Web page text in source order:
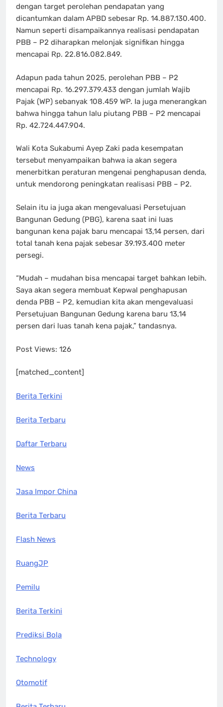
dengan target perolehan pendapatan yang
dicantumkan dalam APBD sebesar Rp. 14.887.130.400.
Namun seperti disampaikannya realisasi pendapatan
PBB – P2 diharapkan melonjak signifikan hingga
mencapai Rp. 22.816.082.849.
Adapun pada tahun 2025, perolehan PBB – P2
mencapai Rp. 16.297.379.433 dengan jumlah Wajib
Pajak (WP) sebanyak 108.459 WP. Ia juga menerangkan
bahwa hingga tahun lalu piutang PBB – P2 mencapai
Rp. 42.724.447.904.
Wali Kota Sukabumi Ayep Zaki pada kesempatan
tersebut menyampaikan bahwa ia akan segera
menerbitkan peraturan mengenai penghapusan denda,
untuk mendorong peningkatan realisasi PBB – P2.
Selain itu ia juga akan mengevaluasi Persetujuan
Bangunan Gedung (PBG), karena saat ini luas
bangunan kena pajak baru mencapai 13,14 persen, dari
total tanah kena pajak sebesar 39.193.400 meter
persegi.
“Mudah – mudahan bisa mencapai target bahkan lebih.
Saya akan segera membuat Kepwal penghapusan
denda PBB – P2, kemudian kita akan mengevaluasi
Persetujuan Bangunan Gedung karena baru 13,14
persen dari luas tanah kena pajak,” tandasnya.
Post Views: 126
[matched_content]
Berita Terkini
Berita Terbaru
Daftar Terbaru
News
Jasa Impor China
Berita Terbaru
Flash News
RuangJP
Pemilu
Berita Terkini
Prediksi Bola
Technology
Otomotif